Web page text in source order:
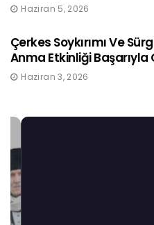
Haziran 5, 2026
Çerkes Soykırımı Ve
Anma Etkinliği
Haziran 3, 2026